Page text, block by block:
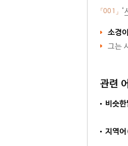
「001」 ‘
소경이
그는
관련
비슷한
지역